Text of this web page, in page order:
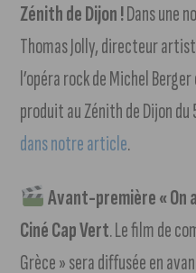
Zénith de Dijon !Dans une
Thomas Jolly, directeur
l’opéra rock de Michel
produit au Zénith de Dijon du
dans notre article.
Avant-première « On
Ciné Cap Vert. Le film de
Grèce » sera diffusée en